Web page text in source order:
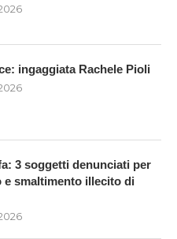
ingaggiata Rachele Pioli
3 soggetti denunciati per
e smaltimento illecito di